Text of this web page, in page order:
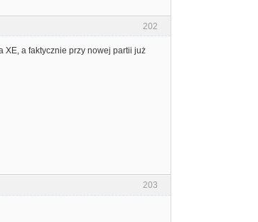
202
XE, a faktycznie przy nowej partii już
203